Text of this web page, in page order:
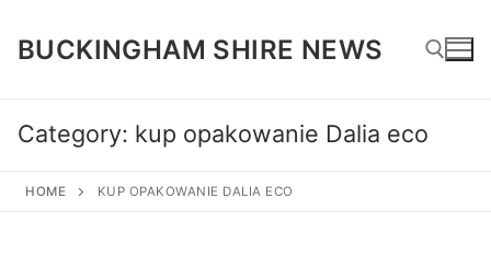
content
BUCKINGHAM SHIRE NEWS
Search for:
Category: kup opakowanie Dalia eco
HOME KUP OPAKOWANIE DALIA ECO